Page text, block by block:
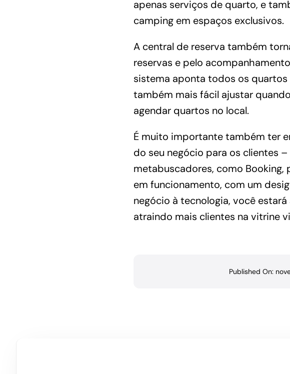
apenas serviços de quarto, e
campingem espaços exclusivos.
A central de reserva também
reservas e pelo
sistema aponta todos os
também mais fácil ajustar
agendar quartos no local.
É muito importante também ter
do seu negócio para os clientes
metabuscadores, como
em funcionamento, com um
negócio à tecnologia, você
atraindo mais clientes na vitrine
Published On: